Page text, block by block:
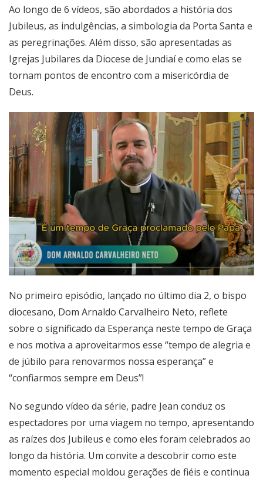
Ao longo de 6 vídeos, são abordados a história dos
Jubileus, as indulgências, a simbologia da Porta Santa e
as peregrinações. Além disso, são apresentadas as
Igrejas Jubilares da Diocese de Jundiaí e como elas se
tornam pontos de encontro com a misericórdia de
Deus.
No primeiro episódio, lançado no último dia 2, o bispo
diocesano, Dom Arnaldo Carvalheiro Neto, reflete
sobre o significado da Esperança neste tempo de Graça
e nos motiva a aproveitarmos esse “tempo de alegria e
de júbilo para renovarmos nossa esperança” e
“confiarmos sempre em Deus”!
No segundo vídeo da série, padre Jean conduz os
espectadores por uma viagem no tempo, apresentando
as raízes dos Jubileus e como eles foram celebrados ao
longo da história. Um convite a descobrir como este
momento especial moldou gerações de fiéis e continua